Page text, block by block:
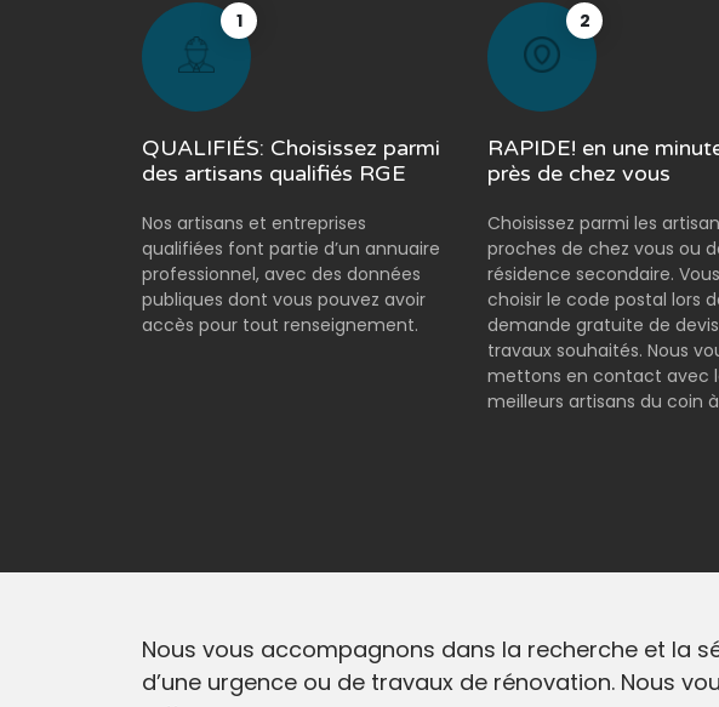
1
QUALIFIÉS: Choisissez parmi
des artisans qualifiés RGE
Nos artisans et entreprises
qualifiées font partie d’un annuaire
professionnel, avec des données
publiques dont vous pouvez avoir
accès pour tout renseignement.
2
RAPIDE! en une
près de chez vous
Choisissez parmi les
proches de chez vous ou
résidence secondaire.
choisir le code postal lors
demande gratuite de
travaux souhaités. Nous
mettons en contact avec
meilleurs artisans du coin
Nous vous accompagnons dans la recherche et la
d’une urgence ou de travaux de rénovation. Nous